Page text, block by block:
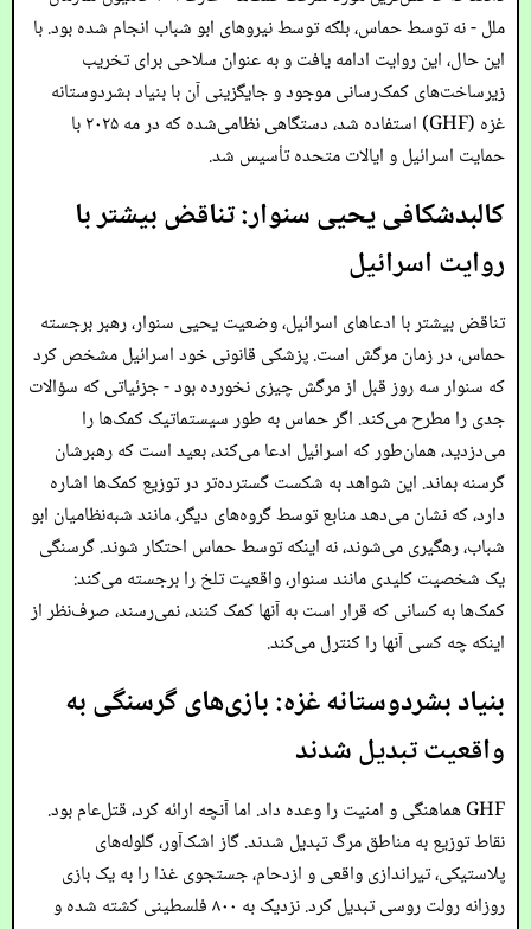
ملل - نه توسط حماس، بلکه توسط نیروهای ابو شباب انجام شده بود. با
این حال، این روایت ادامه یافت و به عنوان سلاحی برای تخریب
زیرساخت‌های کمک‌رسانی موجود و جایگزینی آن با بنیاد بشردوستانه
غزه (GHF) استفاده شد، دستگاهی نظامی‌شده که در مه ۲۰۲۵ با
حمایت اسرائیل و ایالات متحده تأسیس شد.
کالبدشکافی یحیی سنوار: تناقض بیشتر با
روایت اسرائیل
تناقض بیشتر با ادعاهای اسرائیل، وضعیت یحیی سنوار، رهبر برجسته
حماس، در زمان مرگش است. پزشکی قانونی خود اسرائیل مشخص کرد
که سنوار سه روز قبل از مرگش چیزی نخورده بود - جزئیاتی که سؤالات
جدی را مطرح می‌کند. اگر حماس به طور سیستماتیک کمک‌ها را
می‌دزدید، همان‌طور که اسرائیل ادعا می‌کند، بعید است که رهبرشان
گرسنه بماند. این شواهد به شکست گسترده‌تر در توزیع کمک‌ها اشاره
دارد، که نشان می‌دهد منابع توسط گروه‌های دیگر، مانند شبه‌نظامیان ابو
شباب، رهگیری می‌شوند، نه اینکه توسط حماس احتکار شوند. گرسنگی
یک شخصیت کلیدی مانند سنوار، واقعیت تلخ را برجسته می‌کند:
کمک‌ها به کسانی که قرار است به آنها کمک کنند، نمی‌رسند، صرف‌نظر از
اینکه چه کسی آنها را کنترل می‌کند.
بنیاد بشردوستانه غزه: بازی‌های گرسنگی به
واقعیت تبدیل شدند
GHF هماهنگی و امنیت را وعده داد. اما آنچه ارائه کرد، قتل‌عام بود.
نقاط توزیع به مناطق مرگ تبدیل شدند. گاز اشک‌آور، گلوله‌های
پلاستیکی، تیراندازی واقعی و ازدحام، جستجوی غذا را به یک بازی
روزانه رولت روسی تبدیل کرد. نزدیک به ۸۰۰ فلسطینی کشته شده و